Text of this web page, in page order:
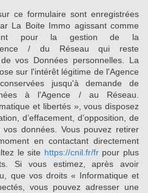
ce formulaire sont enregistrées
La Boite Immo agissant comme
pour la gestion de la
/ du Réseau qui reste
vos Données personnelles. La
sur l'intérêt légitime de l'Agence
jusqu'à demande de
à l'Agence / au Réseau.
et libertés », vous disposez
d’effacement, d’opposition, de
données. Vous pouvez retirer
en contactant directement
le site https://cnil.fr/frpour plus
Si vous estimez, après avoir
que vos droits « Informatique et
vous pouvez adresser une